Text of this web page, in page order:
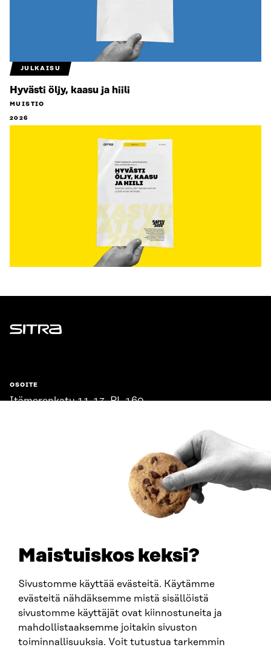
Maistuiskos keksi?
Sivustomme käyttää evästeitä. Käytämme
evästeitä nähdäksemme mistä sisällöistä
sivustomme käyttäjät ovat kiinnostuneita ja
mahdollistaaksemme joitakin sivuston
toiminnallisuuksia. Voit tutustua tarkemmin
JULKAISU
Hyvästi öljy, kaasu ja hiili
MUISTIO
2026
Sitra
OSOITE
Itämerenkatu 11-13, PL 160,
SITRA SOSIAALISESSA MEDIASSA
LinkedIn
Instagram